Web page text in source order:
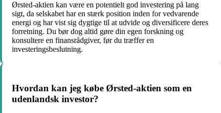
Ørsted-aktien kan være en potentielt god investering på lang
sigt, da selskabet har en stærk position inden for vedvarende
energi og har vist sig dygtige til at udvide og diversificere deres
forretning. Du bør dog altid gøre din egen forskning og
konsultere en finansrådgiver, før du træffer en
investeringsbeslutning.
Hvordan kan jeg købe Ørsted-aktien som en
udenlandsk investor?